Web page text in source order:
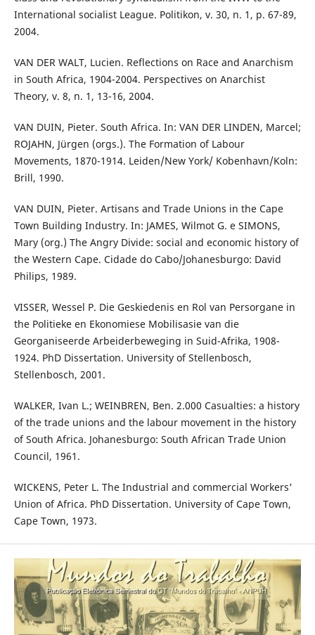
International socialist League. Politikon, v. 30, n. 1, p. 67-89,
2004.
VAN DER WALT, Lucien. Reflections on Race and Anarchism
in South Africa, 1904-2004. Perspectives on Anarchist
Theory, v. 8, n. 1, 13-16, 2004.
VAN DUIN, Pieter. South Africa. In: VAN DER LINDEN, Marcel;
ROJAHN, Jürgen (orgs.). The Formation of Labour
Movements, 1870-1914. Leiden/New York/ Kobenhavn/Koln:
Brill, 1990.
VAN DUIN, Pieter. Artisans and Trade Unions in the Cape
Town Building Industry. In: JAMES, Wilmot G. e SIMONS,
Mary (org.) The Angry Divide: social and economic history of
the Western Cape. Cidade do Cabo/Johanesburgo: David
Philips, 1989.
VISSER, Wessel P. Die Geskiedenis en Rol van Persorgane in
the Politieke en Ekonomiese Mobilisasie van die
Georganiseerde Arbeiderbeweging in Suid-Afrika, 1908-
1924. PhD Dissertation. University of Stellenbosch,
Stellenbosch, 2001.
WALKER, Ivan L.; WEINBREN, Ben. 2.000 Casualties: a history
of the trade unions and the labour movement in the history
of South Africa. Johanesburgo: South African Trade Union
Council, 1961.
WICKENS, Peter L. The Industrial and commercial Workers'
Union of Africa. PhD Dissertation. University of Cape Town,
Cape Town, 1973.